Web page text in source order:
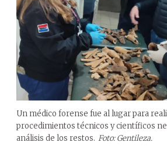
Un médico forense fue al lugar para
procedimientos técnicos y científicos
análisis de los restos. Foto: Gentileza.